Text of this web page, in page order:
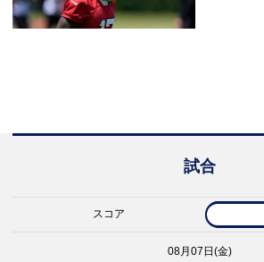
試合
スコア
08月07日(金)